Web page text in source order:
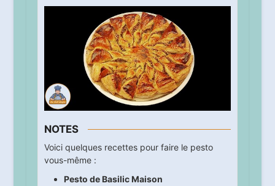
NOTES
Voici quelques recettes pour faire le pesto
vous-même :
Pesto de Basilic Maison